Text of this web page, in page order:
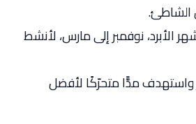
الشاطئ.
الأبرد، نوفمبر إلى مارس، لأنشط
واستهدف مدًّا متحرّكًا لأفضل